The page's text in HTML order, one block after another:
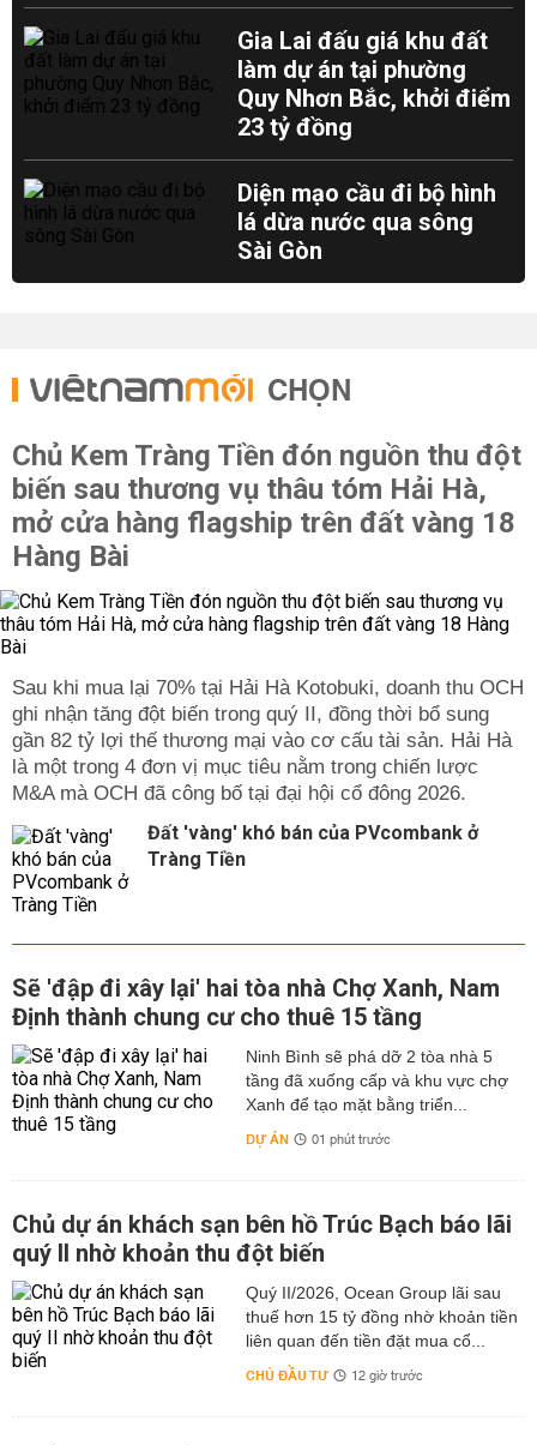
Gia Lai đấu giá khu đất
làm dự án tại phường
Quy Nhơn Bắc, khởi điểm
23 tỷ đồng
Diện mạo cầu đi bộ hình
lá dừa nước qua sông
Sài Gòn
CHỌN
Chủ Kem Tràng Tiền đón nguồn thu đột
biến sau thương vụ thâu tóm Hải Hà,
mở cửa hàng flagship trên đất vàng 18
Hàng Bài
Sau khi mua lại 70% tại Hải Hà Kotobuki, doanh thu OCH
ghi nhận tăng đột biến trong quý II, đồng thời bổ sung
gần 82 tỷ lợi thế thương mại vào cơ cấu tài sản. Hải Hà
là một trong 4 đơn vị mục tiêu nằm trong chiến lược
M&A mà OCH đã công bố tại đại hội cổ đông 2026.
Đất 'vàng' khó bán của PVcombank ở
Tràng Tiền
Sẽ 'đập đi xây lại' hai tòa nhà Chợ Xanh, Nam
Định thành chung cư cho thuê 15 tầng
Ninh Bình sẽ phá dỡ 2 tòa nhà 5
tầng đã xuống cấp và khu vực chợ
Xanh để tạo mặt bằng triển...
DỰ ÁN 01 phút trước
Chủ dự án khách sạn bên hồ Trúc Bạch báo lãi
quý II nhờ khoản thu đột biến
Quý II/2026, Ocean Group lãi sau
thuế hơn 15 tỷ đồng nhờ khoản tiền
liên quan đến tiền đặt mua cổ...
CHỦ ĐẦU TƯ 12 giờ trước